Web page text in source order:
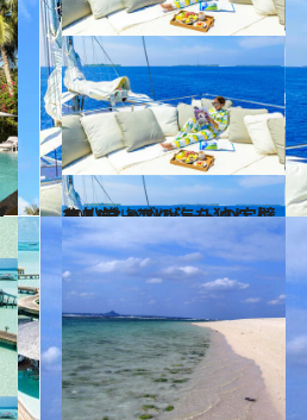
2021.2.24
モルディブの海を独り占め ソネバリゾートの完璧な船旅
旅＆お出かけ